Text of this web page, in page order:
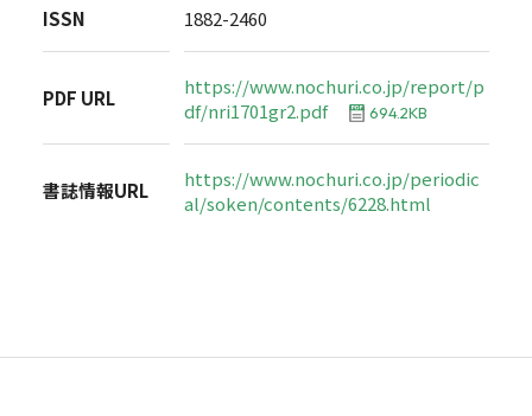
ISSN 1882-2460
PDF URL
https://www.nochuri.co.jp/report/p
df/nri1701gr2.pdf
694.2KB
書誌情報URL
https://www.nochuri.co.jp/periodic
al/soken/contents/6228.html